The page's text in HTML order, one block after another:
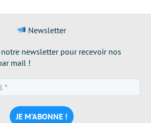
Newsletter
newsletter pour recevoir nos
mail !
e-
mail
*